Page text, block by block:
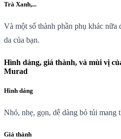
Trà Xanh,...
Và một số thành phần phụ khác nữa
da của bạn.
Hình dáng, giá thành, và mùi vị
Murad
Hình dáng
Nhỏ, nhẹ, gọn, dễ dàng bỏ túi mang
Giá thành